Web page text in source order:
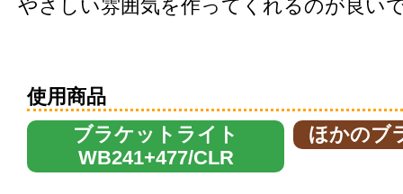
やさしい雰囲気を作ってくれるのが良い
使用商品
ブラケットライト
WB241+477/CLR
ほかのブ